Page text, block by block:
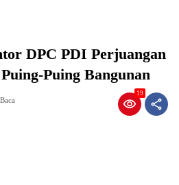
DPC PDI Perjuangan
Puing Bangunan
19